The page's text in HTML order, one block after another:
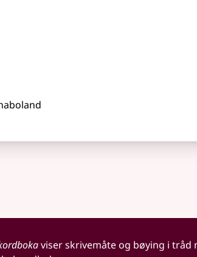
viser skrivemåte og bøying i tråd